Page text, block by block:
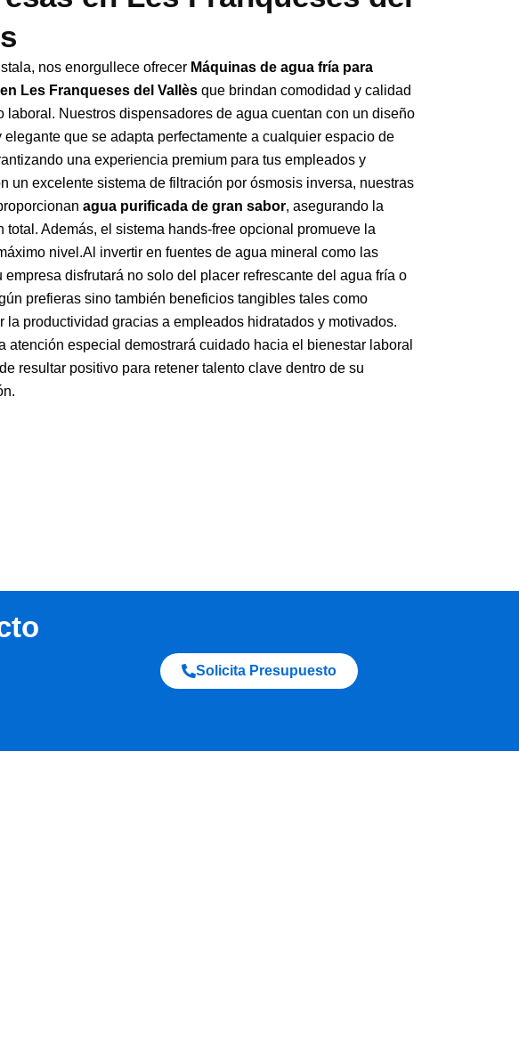
nos enorgullece ofrecer Máquinas de agua fría para
Les Franqueses del Vallès que brindan comodidad y calidad
laboral. Nuestros dispensadores de agua cuentan con un diseño
elegante que se adapta perfectamente a cualquier espacio de
una experiencia premium para tus empleados y
un excelente sistema de filtración por ósmosis inversa, nuestras
agua purificada de gran sabor, asegurando la
total. Además, el sistema hands-free opcional promueve la
nivel.Al invertir en fuentes de agua mineral como las
empresa disfrutará no solo del placer refrescante del agua fría o
prefieras sino también beneficios tangibles tales como
la productividad gracias a empleados hidratados y motivados.
atención especial demostrará cuidado hacia el bienestar laboral
resultar positivo para retener talento clave dentro de su
Solicita Presupuesto